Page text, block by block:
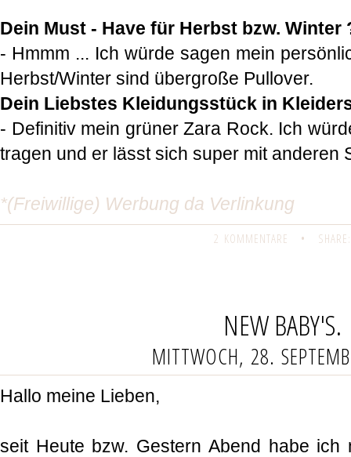
Dein Must - Have für Herbst bzw. Winter
- Hmmm ... Ich würde sagen mein
Herbst/Winter sind übergroße Pullover.
Dein Liebstes Kleidungsstück in
- Definitiv mein grüner Zara Rock. Ich
tragen und er lässt sich super mit anderen
*(Freiwillige) Werbung da Verlinkung
2 KOMMENTARE • SHARE:
NEW BABY'S.
MITTWOCH, 28.
Hallo meine Lieben,
seit Heute bzw. Gestern Abend habe ich